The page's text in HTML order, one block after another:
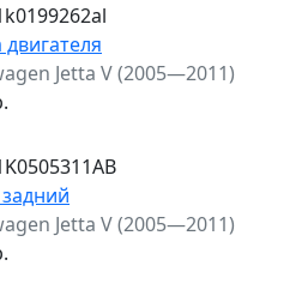
Jetta V (2005—2011)
Jetta V (2005—2011)